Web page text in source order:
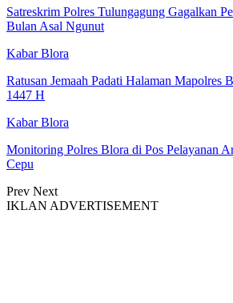
Satreskrim Polres Tulungagung Gagalkan
Bulan Asal Ngunut
Kabar Blora
Ratusan Jemaah Padati Halaman Mapolres
1447 H
Kabar Blora
Monitoring Polres Blora di Pos Pelayanan
Cepu
Prev Next
IKLAN ADVERTISEMENT